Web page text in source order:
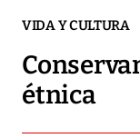
VIDA Y CULTURA
étnica